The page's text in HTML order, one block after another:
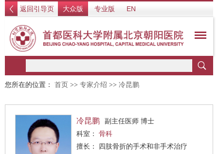
返回引导页 大众版 专业版 EN
您所在的位置： 首页 >> 专家介绍 >> 冷昆鹏
冷昆鹏
副主任医师 博士
科室： 骨科
擅长： 四肢骨折的手术和非手术治疗